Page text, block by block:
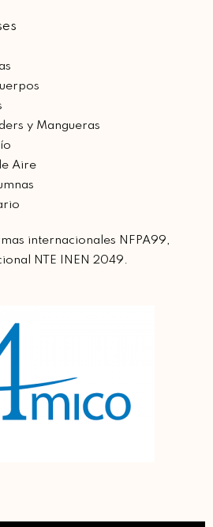
y Mangueras
Aire
internacionales NFPA99,
NTE INEN 2049.